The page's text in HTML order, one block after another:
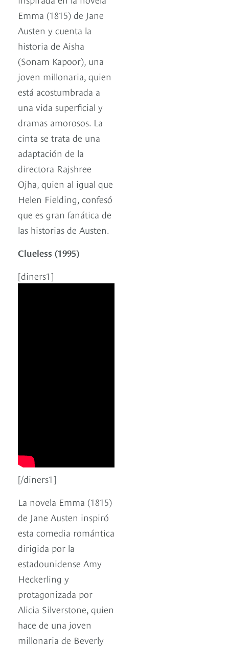
Emma (1815) de Jane
Austen y cuenta la
historia de Aisha
(Sonam Kapoor), una
joven millonaria, quien
está acostumbrada a
una vida superficial y
dramas amorosos. La
cinta se trata de una
adaptación de la
directora Rajshree
Ojha, quien al igual que
Helen Fielding, confesó
que es gran fanática de
las historias de Austen.
Clueless (1995)
[diners1]
[/diners1]
La novela Emma (1815)
de Jane Austen inspiró
esta comedia romántica
dirigida por la
estadounidense Amy
Heckerling y
protagonizada por
Alicia Silverstone, quien
hace de una joven
millonaria de Beverly